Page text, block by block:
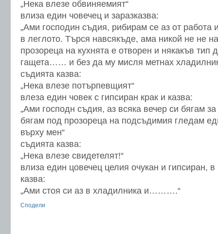
„Нека влезе обвиняемият“
влиза един човечец и заразказва:
„Ами господин съдия, рибирам се аз от работа
в леглото. Търся навсякъде, ама никой не не
прозореца на кухнята е отворен и някакъв тип
гащета…… и без да му мисля метнах
съдията казва:
„Нека влезе потърпевщият“
влеза един човек с гипсиран крак и казва:
„Ами господн съдия, аз всяка вечер си бягам
бягам под прозореца на подсъдимия гледам
върху мен“
съдията казва:
„Нека влезе свидетелят!“
влиза един цовечец целия очукан и гипсиран,
казва:
„Ами стоя си аз в хладилника и……….“
Сподели